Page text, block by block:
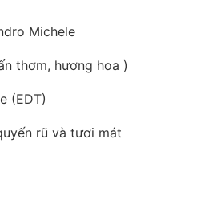
Michele
thơm, hương hoa )
(EDT)
rũ và tươi mát